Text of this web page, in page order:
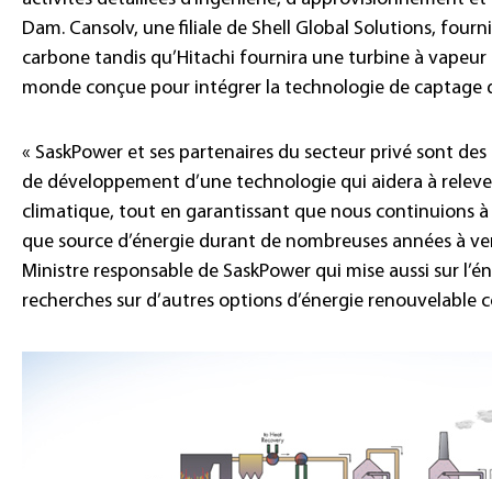
Dam. Cansolv, une filiale de Shell Global Solutions,
carbone tandis qu’Hitachi fournira une turbine à
monde conçue pour intégrer la technologie de captage
« SaskPower et ses partenaires du secteur privé sont
de développement d’une technologie qui aidera à
climatique, tout en garantissant que nous continuions
que source d’énergie durant de nombreuses années à
Ministre responsable de SaskPower qui mise aussi sur
recherches sur d’autres options d’énergie renouvelable